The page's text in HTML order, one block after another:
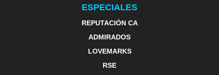
ESPECIALES
REPUTACIÓN CA
ADMIRADOS
LOVEMARKS
RSE